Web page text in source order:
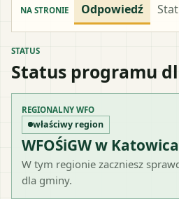
NA STRONIE Odpowiedź
STATUS
Status programu
REGIONALNY WFO
właściwy region
WFOŚiGW w
W tym regionie zaczniesz
dla gminy.